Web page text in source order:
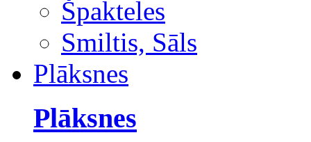
Špakteles
Smiltis, Sāls
Plāksnes
Plāksnes